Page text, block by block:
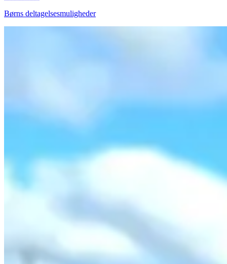
Børns deltagelsesmuligheder